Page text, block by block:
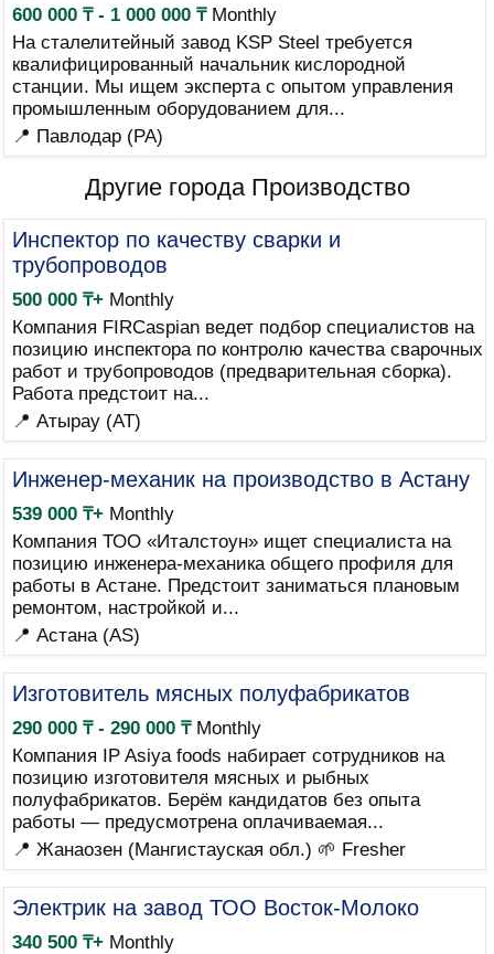
600 000 ₸ - 1 000 000 ₸Monthly
На сталелитейный завод KSP Steel требуется
квалифицированный начальник кислородной
станции. Мы ищем эксперта с опытом управления
промышленным оборудованием для...
📍 Павлодар (PA)
Другие города Производство
Инспектор по качеству сварки и
трубопроводов
500 000 ₸+Monthly
Компания FIRCaspian ведет подбор специалистов на
позицию инспектора по контролю качества сварочных
работ и трубопроводов (предварительная сборка).
Работа предстоит на...
📍 Атырау (AT)
Инженер-механик на производство в Астану
539 000 ₸+Monthly
Компания ТОО «Италстоун» ищет специалиста на
позицию инженера-механика общего профиля для
работы в Астане. Предстоит заниматься плановым
ремонтом, настройкой и...
📍 Астана (AS)
Изготовитель мясных полуфабрикатов
290 000 ₸ - 290 000 ₸Monthly
Компания IP Asiya foods набирает сотрудников на
позицию изготовителя мясных и рыбных
полуфабрикатов. Берём кандидатов без опыта
работы — предусмотрена оплачиваемая...
📍 Жанаозен (Мангистауская обл.) 🌱 Fresher
Электрик на завод ТОО Восток-Молоко
340 500 ₸+Monthly